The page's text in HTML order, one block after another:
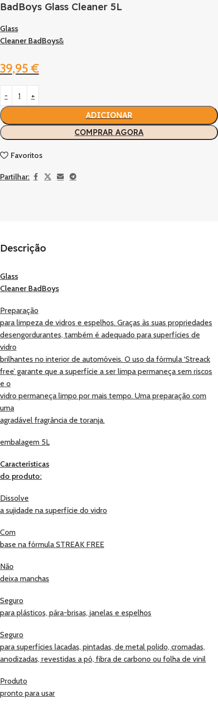
BadBoys Glass Cleaner 5L
Glass
Cleaner BadBoys&
39,95 €
ADICIONAR
COMPRAR AGORA
Favoritos
Partilhar:
Descrição
Glass
Cleaner BadBoys
Preparação
para limpeza de vidros e espelhos. Graças às suas propriedades
desengordurantes, também é adequado para superfícies de
vidro
brilhantes no interior de automóveis. O uso da fórmula ‘Streack
free’ garante que a superfície a ser limpa permaneça sem riscos
e o
vidro permaneça limpo por mais tempo. Uma preparação com
uma
agradável fragrância de toranja.
embalagem 5L
Características
do produto:
Dissolve
a sujidade na superfície do vidro
Com
base na fórmula STREAK FREE
Não
deixa manchas
Seguro
para plásticos, pára-brisas, janelas e espelhos
Seguro
para superfícies lacadas, pintadas, de metal polido, cromadas,
anodizadas, revestidas a pó, fibra de carbono ou folha de vinil
Produto
pronto para usar